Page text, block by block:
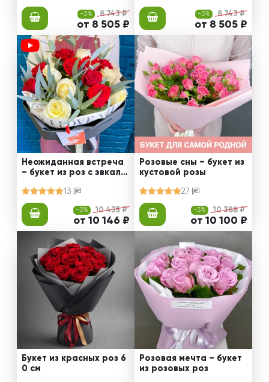
-3% 8 743 ₽
от 8 505 ₽
-3% 8 743 ₽
от 8 505 ₽
Неожиданная встреча
– букет из роз с эвкали
13
-3% 10 435 ₽
от 10 146 ₽
Розовые сны – букет из
кустовой розы
27
-3% 10 388 ₽
от 10 100 ₽
Букет из красных роз 6
0 см
Розовая мечта – букет
из розовых роз